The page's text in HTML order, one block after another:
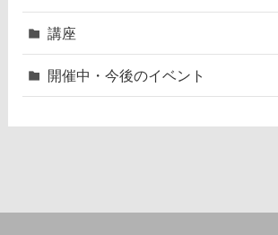
講座
開催中・今後のイベント